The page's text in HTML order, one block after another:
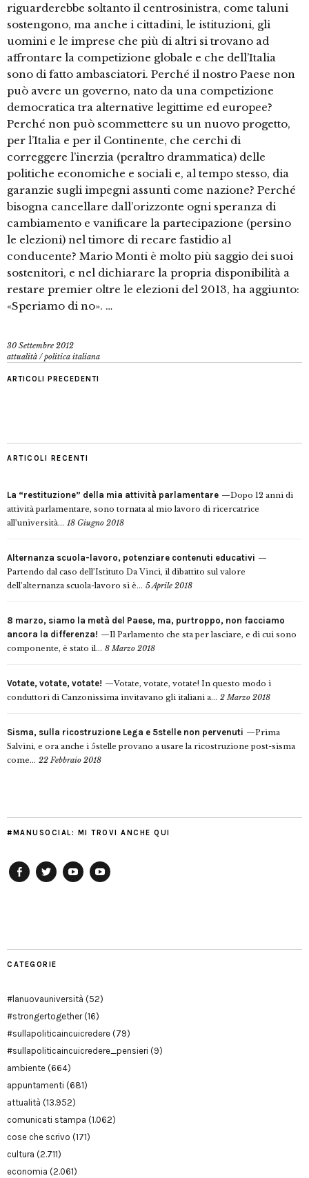
riguarderebbe soltanto il centrosinistra, come taluni
sostengono, ma anche i cittadini, le istituzioni, gli
uomini e le imprese che più di altri si trovano ad
affrontare la competizione globale e che dell’Italia
sono di fatto ambasciatori. Perché il nostro Paese non
può avere un governo, nato da una competizione
democratica tra alternative legittime ed europee?
Perché non può scommettere su un nuovo progetto,
per l’Italia e per il Continente, che cerchi di
correggere l’inerzia (peraltro drammatica) delle
politiche economiche e sociali e, al tempo stesso, dia
garanzie sugli impegni assunti come nazione? Perché
bisogna cancellare dall’orizzonte ogni speranza di
cambiamento e vanificare la partecipazione (persino
le elezioni) nel timore di recare fastidio al
conducente? Mario Monti è molto più saggio dei suoi
sostenitori, e nel dichiarare la propria disponibilità a
restare premier oltre le elezioni del 2013, ha aggiunto:
«Speriamo di no». …
30 Settembre 2012
attualità /politica italiana
ARTICOLI PRECEDENTI
ARTICOLI RECENTI
La “restituzione” della mia attività parlamentare
Dopo 12 anni di
attività parlamentare, sono tornata al mio lavoro di ricercatrice
all’università... 18 Giugno 2018
Alternanza scuola-lavoro, potenziare contenuti educativi
Partendo dal caso dell’Istituto Da Vinci, il dibattito sul valore
dell’alternanza scuola-lavoro si è... 5 Aprile 2018
8 marzo, siamo la metà del Paese, ma, purtroppo, non facciamo
ancora la differenza!
Il Parlamento che sta per lasciare, e di cui sono
componente, è stato il... 8 Marzo 2018
Votate, votate, votate!
Votate, votate, votate! In questo modo i
conduttori di Canzonissima invitavano gli italiani a... 2 Marzo 2018
Sisma, sulla ricostruzione Lega e 5stelle non pervenuti
Prima
Salvini, e ora anche i 5stelle provano a usare la ricostruzione post-sisma
come... 22 Febbraio 2018
#MANUSOCIAL: MI TROVI ANCHE QUI
CATEGORIE
#lanuovauniversità (52)
#strongertogether(16)
#sullapoliticaincuicredere (79)
#sullapoliticaincuicredere_pensieri (9)
ambiente (664)
appuntamenti (681)
attualità (13.952)
comunicati stampa (1.062)
cose che scrivo (171)
cultura (2.711)
economia (2.061)